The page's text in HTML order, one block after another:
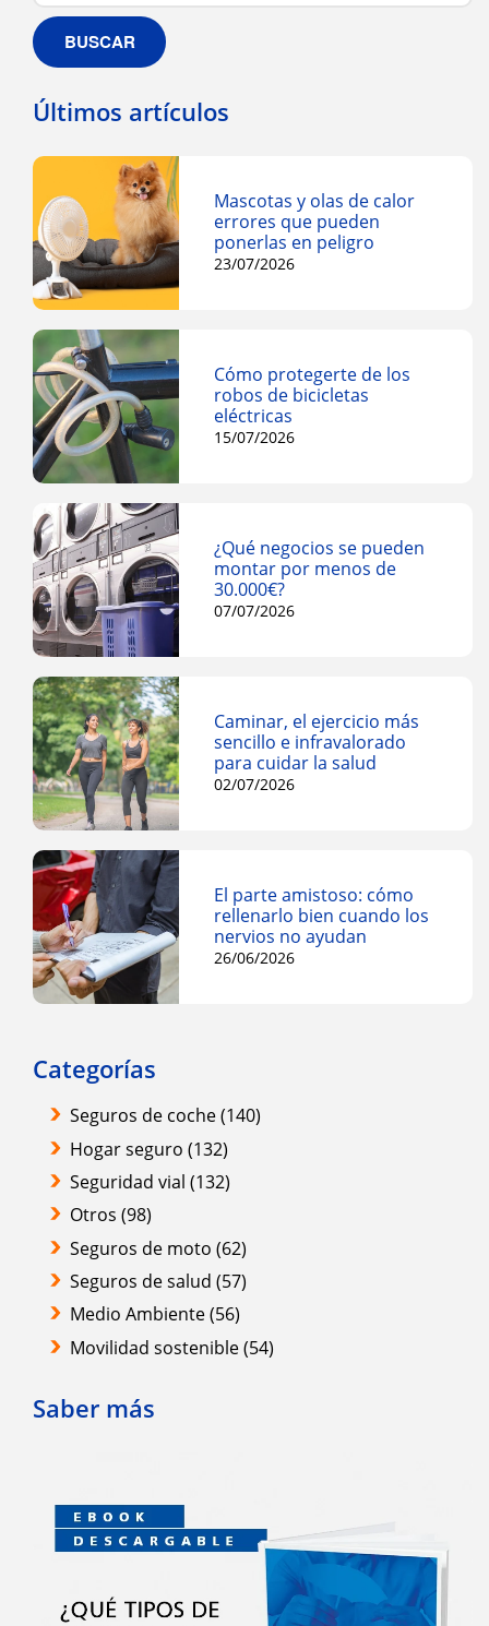
BUSCAR
Últimos artículos
Mascotas y olas de calor
errores que pueden
ponerlas en peligro
23/07/2026
Cómo protegerte de los
robos de bicicletas
eléctricas
15/07/2026
¿Qué negocios se pueden
montar por menos de
30.000€?
07/07/2026
Caminar, el ejercicio más
sencillo e infravalorado
para cuidar la salud
02/07/2026
El parte amistoso: cómo
rellenarlo bien cuando los
nervios no ayudan
26/06/2026
Categorías
Seguros de coche(140)
Hogar seguro (132)
Seguridad vial (132)
Otros (98)
Seguros de moto (62)
Seguros de salud (57)
Medio Ambiente(56)
Movilidad sostenible(54)
Saber más